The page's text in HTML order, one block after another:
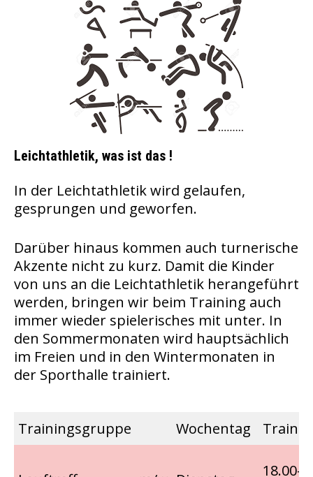
Leichtathletik, was ist das !
In der Leichtathletik wird gelaufen,
gesprungen und geworfen.
Darüber hinaus kommen auch turnerische
Akzente nicht zu kurz. Damit die Kinder
von uns an die Leichtathletik herangeführt
werden, bringen wir beim Training auch
immer wieder spielerisches mit unter. In
den Sommermonaten wird hauptsächlich
im Freien und in den Wintermonaten in
der Sporthalle trainiert.
Trainingsgruppe Wochentag
18.00-